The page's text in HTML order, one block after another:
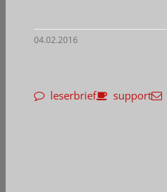
04.02.2016
leserbrief support